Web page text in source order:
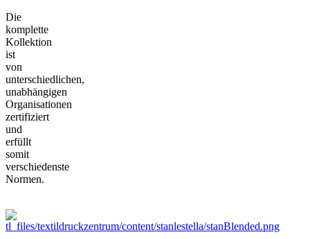
Die
komplette
Kollektion
ist
von
unterschiedlichen,
unabhängigen
Organisationen
zertifiziert
und
erfüllt
somit
verschiedenste
Normen.